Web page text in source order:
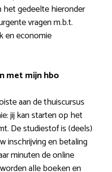
het gedeelte hieronder
vragen m.b.t.
en economie
met mijn hbo
aan de thuiscursus
jij kan starten op het
De studiestof is (deels)
inschrijving en betaling
minuten de online
alle boeken en